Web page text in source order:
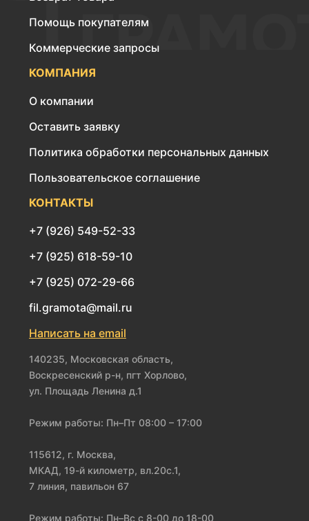
Помощь покупателям
Коммерческие запросы
КОМПАНИЯ
О компании
Оставить заявку
Политика обработки персональных данных
Пользовательское соглашение
КОНТАКТЫ
+7 (926) 549-52-33
+7 (925) 618-59-10
+7 (925) 072-29-66
fil.gramota@mail.ru
Написать на email
140235, Московская область,
Воскресенский р-н, пгт Хорлово,
ул. Площадь Ленина д.1
Режим работы: Пн–Пт 08:00 – 17:00
115612, г. Москва,
МКАД, 19-й километр, вл.20с.1,
7 линия, павильон 67
Режим работы: Пн–Вс с 8-00 до 18-00